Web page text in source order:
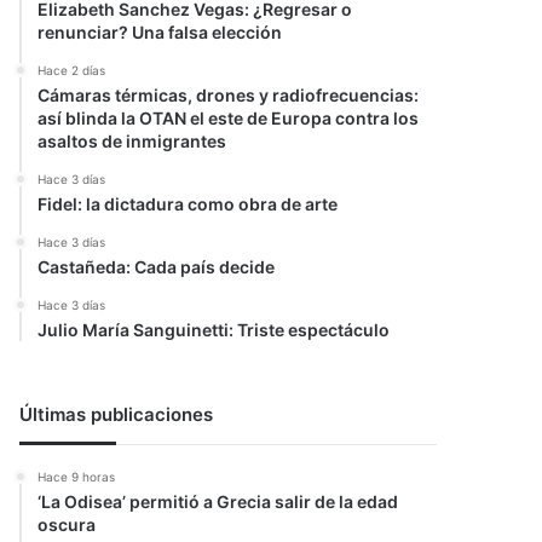
Elizabeth Sanchez Vegas: ¿Regresar o
renunciar? Una falsa elección
Hace 2 días
Cámaras térmicas, drones y radiofrecuencias:
así blinda la OTAN el este de Europa contra los
asaltos de inmigrantes
Hace 3 días
Fidel: la dictadura como obra de arte
Hace 3 días
Castañeda: Cada país decide
Hace 3 días
Julio María Sanguinetti: Triste espectáculo
Últimas publicaciones
Hace 9 horas
‘La Odisea’ permitió a Grecia salir de la edad
oscura